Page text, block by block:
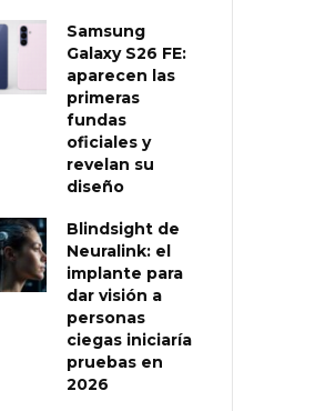
Samsung
Galaxy S26 FE:
aparecen las
primeras
fundas
oficiales y
revelan su
diseño
Blindsight de
Neuralink: el
implante para
dar visión a
personas
ciegas iniciaría
pruebas en
2026